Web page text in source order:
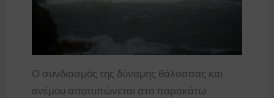
Ο συνδιασμός της δύναμης θάλασσας και
ανέμου αποτυπώνεται στο παρακάτω